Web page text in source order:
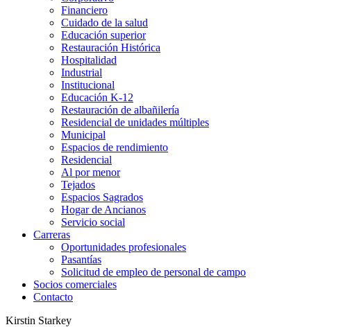
Financiero
Cuidado de la salud
Educación superior
Restauración Histórica
Hospitalidad
Industrial
Institucional
Educación K-12
Restauración de albañilería
Residencial de unidades múltiples
Municipal
Espacios de rendimiento
Residencial
Al por menor
Tejados
Espacios Sagrados
Hogar de Ancianos
Servicio social
Carreras
Oportunidades profesionales
Pasantías
Solicitud de empleo de personal de campo
Socios comerciales
Contacto
Kirstin Starkey